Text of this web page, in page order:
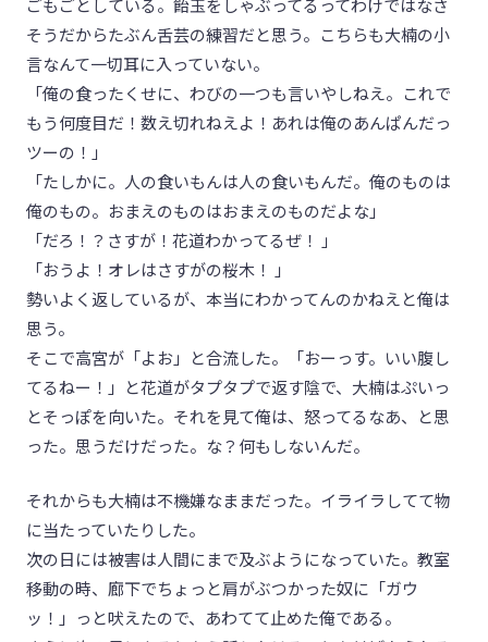
ごもごとしている。飴玉をしゃぶってるってわけではなさ
そうだからたぶん舌芸の練習だと思う。こちらも大楠の小
言なんて一切耳に入っていない。
「俺の食ったくせに、わびの一つも言いやしねえ。これで
もう何度目だ！数え切れねえよ！あれは俺のあんぱんだっ
ツーの！」
「たしかに。人の食いもんは人の食いもんだ。俺のものは
俺のもの。おまえのものはおまえのものだよな」
「だろ！？さすが！花道わかってるぜ！ 」
「おうよ！オレはさすがの桜木！ 」
勢いよく返しているが、本当にわかってんのかねえと俺は
思う。
そこで高宮が「よお」と合流した。「おーっす。いい腹し
てるねー！」と花道がタプタプで返す陰で、大楠はぷいっ
とそっぽを向いた。それを見て俺は、怒ってるなあ、と思
った。思うだけだった。な？何もしないんだ。
それからも大楠は不機嫌なままだった。イライラしてて物
に当たっていたりした。
次の日には被害は人間にまで及ぶようになっていた。教室
移動の時、廊下でちょっと肩がぶつかった奴に「ガウ
ッ！」っと吠えたので、あわてて止めた俺である。